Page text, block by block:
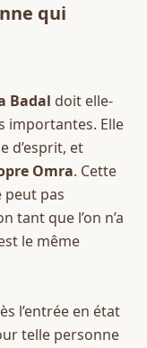
qui
Badal doit elle-
importantes. Elle
d’esprit, et
Omra. Cette
peut pas
tant que l’on n’a
le même
l’entrée en état
telle personne